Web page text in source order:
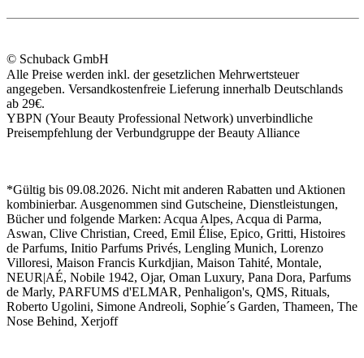
© Schuback GmbH
Alle Preise werden inkl. der gesetzlichen Mehrwertsteuer
angegeben. Versandkostenfreie Lieferung innerhalb Deutschlands
ab 29€.
YBPN (Your Beauty Professional Network) unverbindliche
Preisempfehlung der Verbundgruppe der Beauty Alliance
*Gültig bis 09.08.2026. Nicht mit anderen Rabatten und Aktionen
kombinierbar. Ausgenommen sind Gutscheine, Dienstleistungen,
Bücher und folgende Marken: Acqua Alpes, Acqua di Parma,
Aswan, Clive Christian, Creed, Emil Élise, Epico, Gritti, Histoires
de Parfums, Initio Parfums Privés, Lengling Munich, Lorenzo
Villoresi, Maison Francis Kurkdjian, Maison Tahité, Montale,
NEUR|AÉ, Nobile 1942, Ojar, Oman Luxury, Pana Dora, Parfums
de Marly, PARFUMS d'ELMAR, Penhaligon's, QMS, Rituals,
Roberto Ugolini, Simone Andreoli, Sophie´s Garden, Thameen, The
Nose Behind, Xerjoff